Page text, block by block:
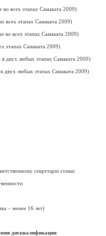
всех этапах Самаката 2009)
этапах Самаката 2009)
всех этапах Самаката 2009)
этапах Самаката 2009)
двух любых этапах Самаката 2009)
любых этапах Самаката 2009)
секретарю гонки:
– менее 16 лет)
дисквалификации